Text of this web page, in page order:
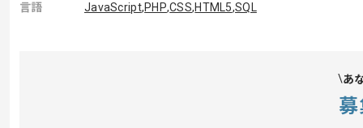
言語
JavaScript,PHP,CSS,HTML5,SQL
あ